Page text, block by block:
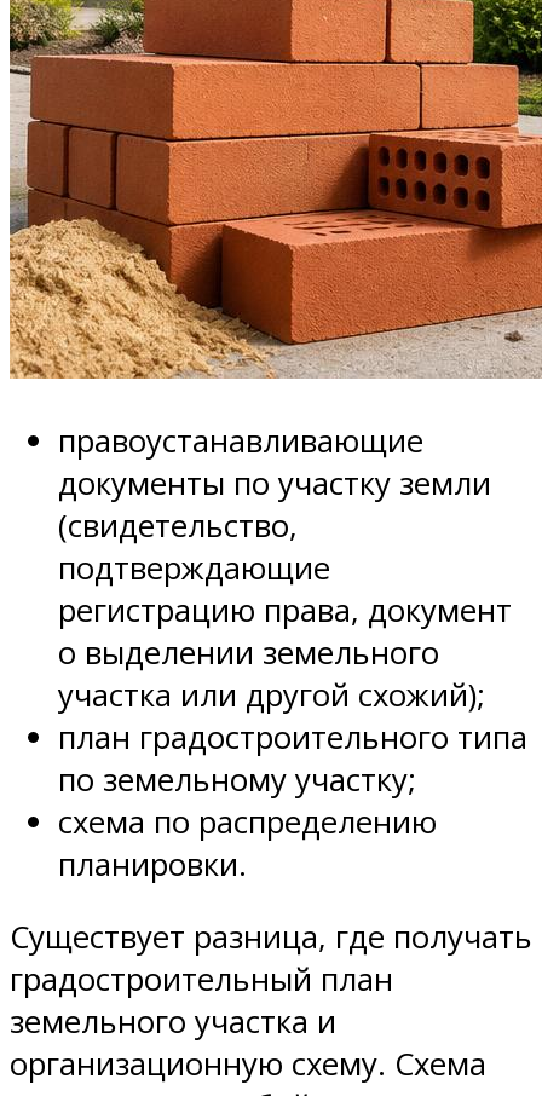
правоустанавливающие
документы по участку земли
(свидетельство,
подтверждающие
регистрацию права, документ
о выделении земельного
участка или другой схожий);
план градостроительного типа
по земельному участку;
схема по распределению
планировки.
Существует разница, где получать
градостроительный план
земельного участка и
организационную схему. Схема